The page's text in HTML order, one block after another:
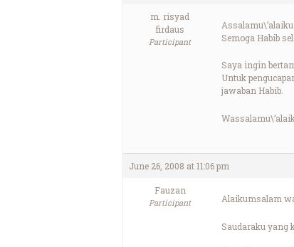
m. risyad
firdaus
Participant
Semoga Habib
Saya ingin
Untuk
jawaban Habib.
June 26, 2008 at 11:06 pm
Fauzan
Participant Alaikumsalam
Saudaraku yang